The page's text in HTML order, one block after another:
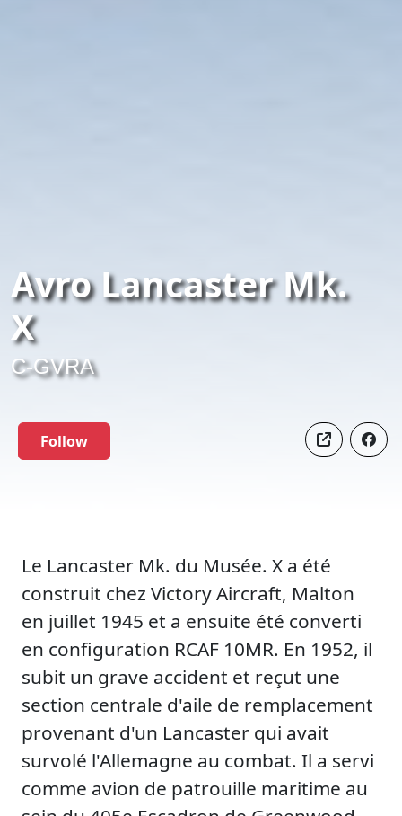
Avro Lancaster Mk.
X
C-GVRA
Follow
Le Lancaster Mk. du Musée. X a été
construit chez Victory Aircraft, Malton
en juillet 1945 et a ensuite été converti
en configuration RCAF 10MR. En 1952, il
subit un grave accident et reçut une
section centrale d'aile de remplacement
provenant d'un Lancaster qui avait
survolé l'Allemagne au combat. Il a servi
comme avion de patrouille maritime au